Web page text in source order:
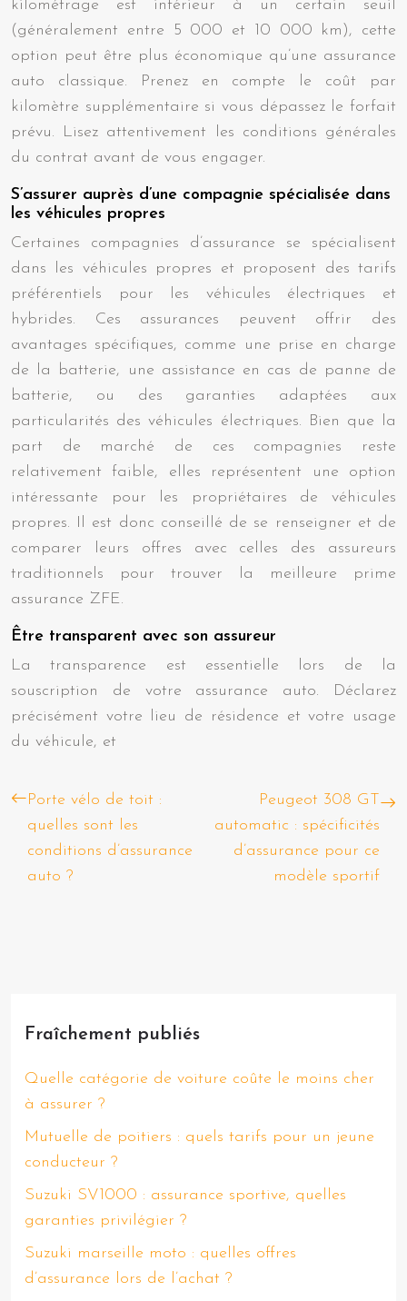
kilométrage est inférieur à un certain seuil
(généralement entre 5 000 et 10 000 km), cette
option peut être plus économique qu’une assurance
auto classique. Prenez en compte le coût par
kilomètre supplémentaire si vous dépassez le forfait
prévu. Lisez attentivement les conditions générales
du contrat avant de vous engager.
S’assurer auprès d’une compagnie spécialisée dans
les véhicules propres
Certaines compagnies d’assurance se spécialisent
dans les véhicules propres et proposent des tarifs
préférentiels pour les véhicules électriques et
hybrides. Ces assurances peuvent offrir des
avantages spécifiques, comme une prise en charge
de la batterie, une assistance en cas de panne de
batterie, ou des garanties adaptées aux
particularités des véhicules électriques. Bien que la
part de marché de ces compagnies reste
relativement faible, elles représentent une option
intéressante pour les propriétaires de véhicules
propres. Il est donc conseillé de se renseigner et de
comparer leurs offres avec celles des assureurs
traditionnels pour trouver la meilleure prime
assurance ZFE.
Être transparent avec son assureur
La transparence est essentielle lors de la
souscription de votre assurance auto. Déclarez
précisément votre lieu de résidence et votre usage
du véhicule, et
Porte vélo de toit :
quelles sont les
conditions d’assurance
auto ?
Peugeot 308 GT
automatic : spécificités
d’assurance pour ce
modèle sportif
Fraîchement publiés
Quelle catégorie de voiture coûte le moins cher
à assurer ?
Mutuelle de poitiers : quels tarifs pour un jeune
conducteur ?
Suzuki SV1000 : assurance sportive, quelles
garanties privilégier ?
Suzuki marseille moto : quelles offres
d’assurance lors de l’achat ?